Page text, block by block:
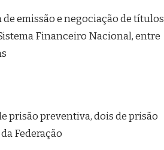
emissão e negociação de títulos
Financeiro Nacional, entre
prisão preventiva, dois de prisão
Federação